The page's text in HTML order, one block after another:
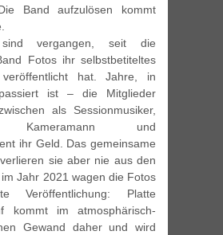
Band aufzulösen kommt
vergangen, seit die
Fotos ihr selbstbetiteltes
veröffentlicht hat. Jahre, in
ist – die Mitglieder
als Sessionmusiker,
Kameramann und
ihr Geld. Das gemeinsame
sie aber nie aus den
Jahr 2021 wagen die Fotos
Veröffentlichung: Platte
kommt im atmosphärisch-
Gewand daher und wird